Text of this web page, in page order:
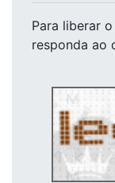
Para liberar
responda ao